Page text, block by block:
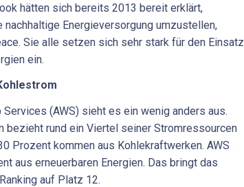
hätten sich bereits 2013 bereit erklärt,
nachhaltige Energieversorgung umzustellen,
Sie alle setzen sich sehr stark für den Einsatz
ein.
Services (AWS) sieht es ein wenig anders aus.
bezieht rund ein Viertel seiner Stromressourcen
Prozent kommen aus Kohlekraftwerken. AWS
aus erneuerbaren Energien. Das bringt das
auf Platz 12.